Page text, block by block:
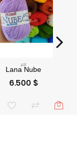
Precio
6.500 $